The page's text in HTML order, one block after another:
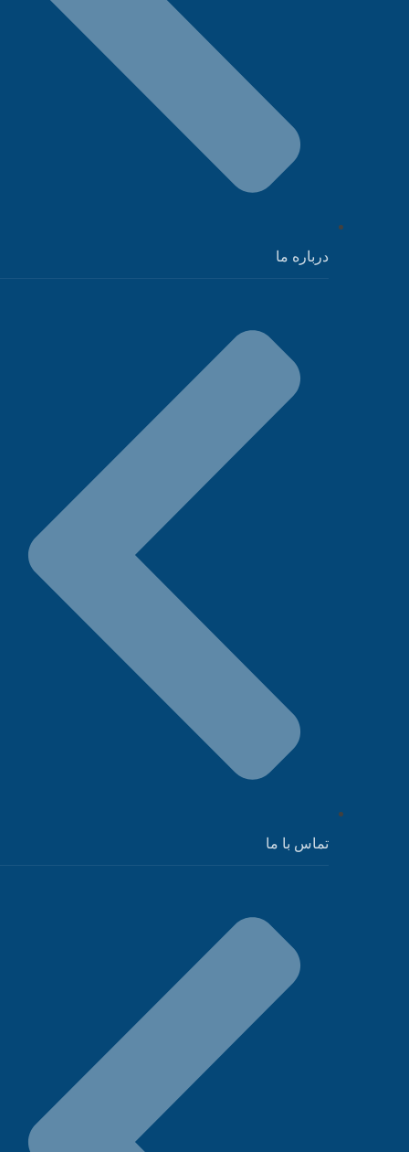
درباره ما
تماس با ما